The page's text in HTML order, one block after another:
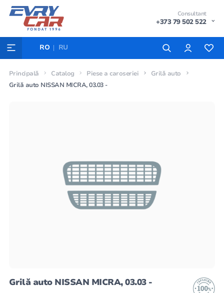
Consultant
+373 79 502 522
RO RU
Principală Catalog Piese a caroseriei
Grilă auto
Grilă auto NISSAN MICRA, 03.03 -
Grilă auto NISSAN MICRA, 03.03 -